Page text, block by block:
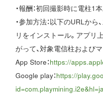
・報酬：初回撮影時に電柱
・参加方法：以下のURLから
リをインストール。アプリ
がって、対象電信柱および
App Store：https://
Google play：https://